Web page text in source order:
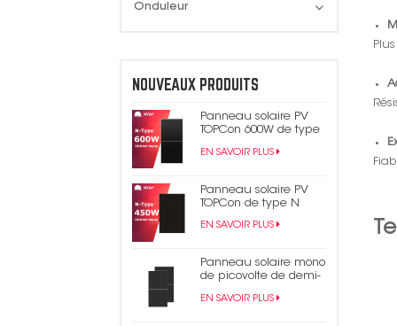
Onduleur
NOUVEAUX PRODUITS
Panneau solaire PV
TOPCon 600W de type
EN SAVOIR PLUS
Panneau solaire PV
TOPCon de type N
EN SAVOIR PLUS
Panneau solaire mono
de picovolte de demi-
élevé 550W 9bb Perc
EN SAVOIR PLUS